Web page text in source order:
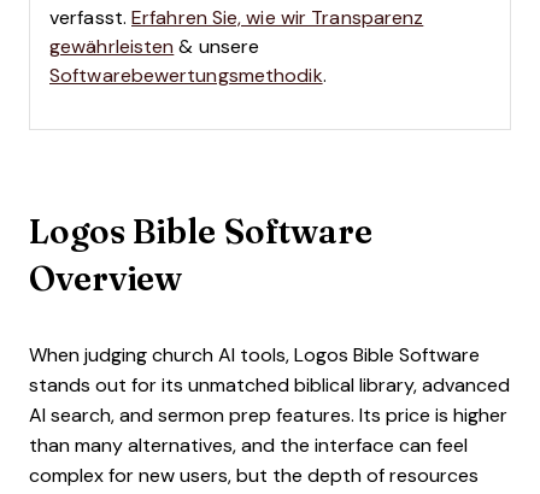
verfasst. Erfahren Sie, wie wir Transparenz
gewährleisten & unsere
Softwarebewertungsmethodik.
Logos Bible Software
Overview
When judging church AI tools, Logos Bible Software
stands out for its unmatched biblical library, advanced
AI search, and sermon prep features. Its price is higher
than many alternatives, and the interface can feel
complex for new users, but the depth of resources